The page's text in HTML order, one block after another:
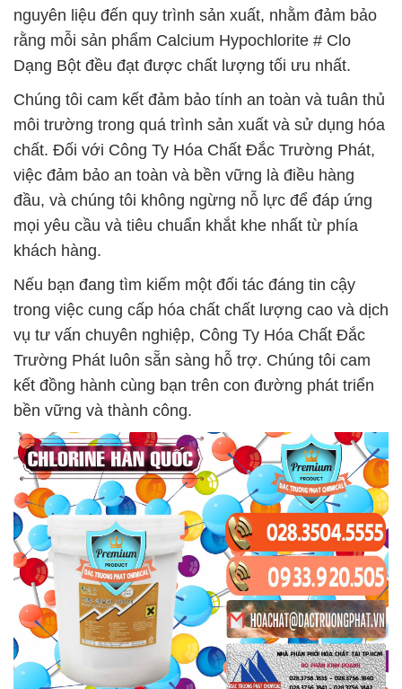
nguyên liệu đến quy trình sản xuất, nhằm đảm bảo
rằng mỗi sản phẩm Calcium Hypochlorite # Clo
Dạng Bột đều đạt được chất lượng tối ưu nhất.
Chúng tôi cam kết đảm bảo tính an toàn và tuân thủ
môi trường trong quá trình sản xuất và sử dụng hóa
chất. Đối với Công Ty Hóa Chất Đắc Trường Phát,
việc đảm bảo an toàn và bền vững là điều hàng
đầu, và chúng tôi không ngừng nỗ lực để đáp ứng
mọi yêu cầu và tiêu chuẩn khắt khe nhất từ phía
khách hàng.
Nếu bạn đang tìm kiếm một đối tác đáng tin cậy
trong việc cung cấp hóa chất chất lượng cao và dịch
vụ tư vấn chuyên nghiệp, Công Ty Hóa Chất Đắc
Trường Phát luôn sẵn sàng hỗ trợ. Chúng tôi cam
kết đồng hành cùng bạn trên con đường phát triển
bền vững và thành công.